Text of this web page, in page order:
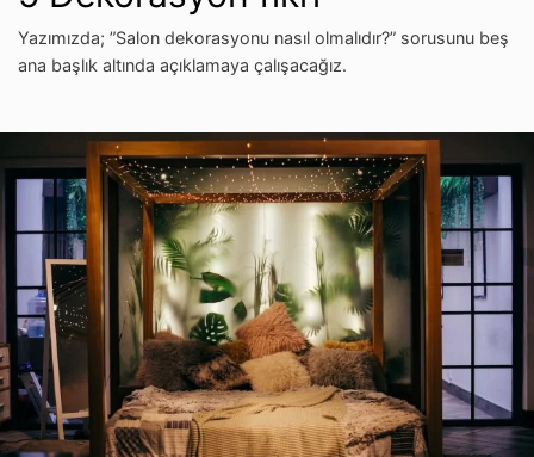
Yazımızda; ”Salon dekorasyonu nasıl olmalıdır?” sorusunu beş
ana başlık altında açıklamaya çalışacağız.